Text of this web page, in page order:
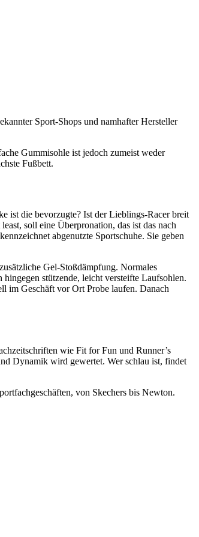
Sport-Shops und namhafter Hersteller
Gummisohle ist jedoch zumeist weder
Fußbett.
ist die bevorzugte? Ist der Lieblings-Racer breit
soll eine Überpronation, das ist das nach
abgenutzte Sportschuhe. Sie geben
Gel-Stoßdämpfung. Normales
stützende, leicht versteifte Laufsohlen.
im Geschäft vor Ort Probe laufen. Danach
wie Fit for Fun und Runner’s
Dynamik wird gewertet. Wer schlau ist, findet
von Skechers bis Newton.